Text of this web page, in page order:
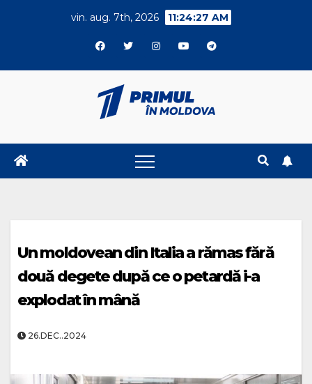
vin. aug. 7th, 2026 11:24:27 AM
Un moldovean din Italia a rămas fără
două degete după ce o petardă i-a
explodat în mână
26.DEC..2024